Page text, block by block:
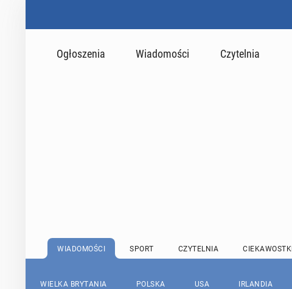
Ogłoszenia Wiadomości Czytelnia
WIADOMOŚCI SPORT CZYTELNIA CIEKAWOSTKI
WIELKA BRYTANIA POLSKA USA IRLANDIA